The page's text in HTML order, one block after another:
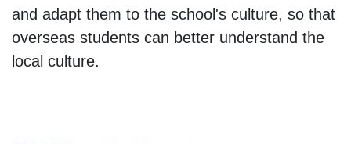
and adapt them to the school's culture, so that
overseas students can better understand the
local culture.